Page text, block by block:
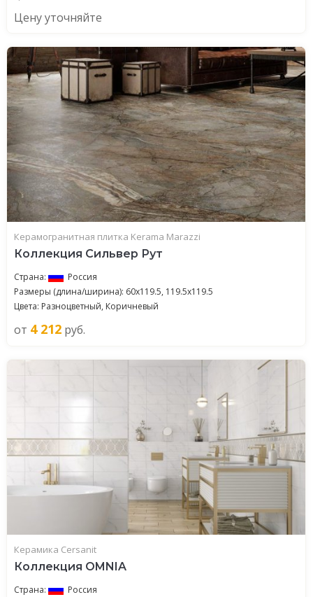
Цену уточняйте
Керамогранитная плитка Kerama Marazzi
Коллекция Сильвер Рут
Страна:
Россия
Размеры (длина/ширина): 60x119.5, 119.5x119.5
Цвета: Разноцветный, Коричневый
от 4 212 руб.
Керамика Cersanit
Коллекция OMNIA
Страна:
Россия